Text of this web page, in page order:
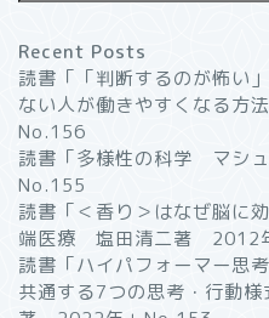
Recent Posts
読書「「判断するのが怖い
ない人が働きやすくなる
No.156
読書「多様性の科学 マシ
No.155
読書「＜香り＞はなぜ脳に
端医療 塩田清二著 2012
読書「ハイパフォーマー思
共通する7つの思考・行動